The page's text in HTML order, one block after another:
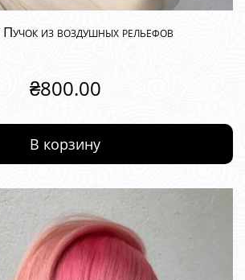
из воздушных рельефов
₴800.00
В корзину